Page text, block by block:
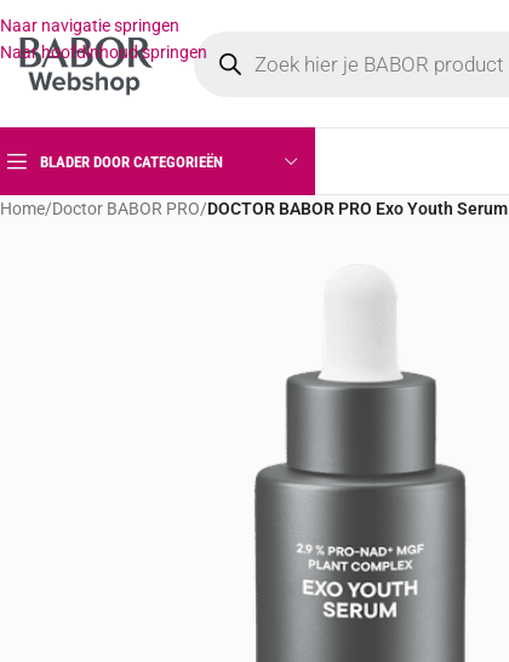
Naar navigatie springen
Naar hoofdinhoud springen
BLADER DOOR CATEGORIEËN
Home/Doctor BABOR PRO/DOCTOR BABOR PRO Exo Youth Serum